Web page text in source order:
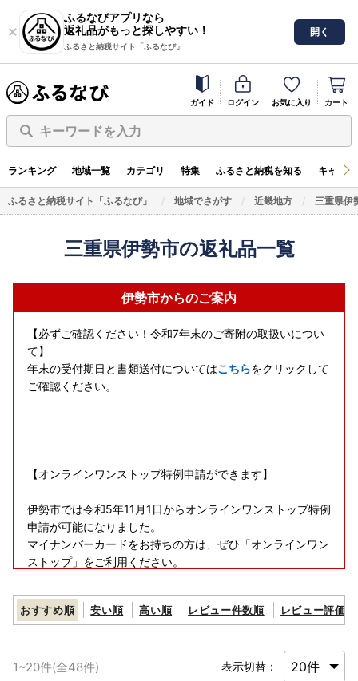
ふるなびアプリなら
返礼品がもっと探しやすい！
ふるさと納税サイト「ふるなび」
開く
ガイド ログイン お気に入り カート
キーワードを入力
ランキング 地域一覧 カテゴリ 特集 ふるさと納税を知る キャン
ふるさと納税サイト「ふるなび」 地域でさがす 近畿地方 三重県伊
三重県伊勢市の返礼品一覧
伊勢市からのご案内
【必ずご確認ください！令和7年末のご寄附の取扱いについ
て】
年末の受付期日と書類送付についてはこちらをクリックして
ご確認ください。
【オンラインワンストップ特例申請ができます】
伊勢市では令和5年11月1日からオンラインワンストップ特例
申請が可能になりました。
マイナンバーカードをお持ちの方は、ぜひ「オンラインワン
ストップ」をご利用ください。
https://mypg.jp/
https://youtu.be/9efFmbWC5hw
おすすめ順 安い順 高い順 レビュー件数順 レビュー評価順
1~20件(全48件) 表示切替：